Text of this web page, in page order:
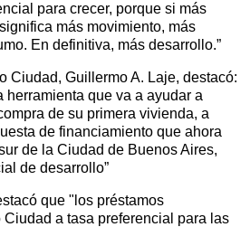
para crecer, porque si más
más movimiento, más
En definitiva, más desarrollo.”
Ciudad, Guillermo A. Laje, destacó:
herramienta que va a ayudar a
de su primera vivienda, a
de financiamiento que ahora
de la Ciudad de Buenos Aires,
de desarrollo”
que "los préstamos
a tasa preferencial para las